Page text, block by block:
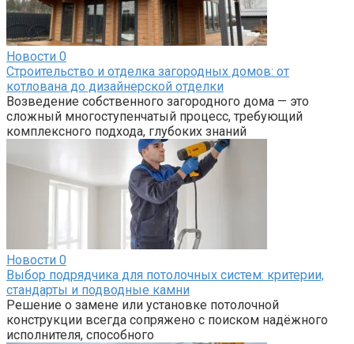
Новости 0
Строительство и отделка загородных домов: от
котлована до дизайнерской отделки
Возведение собственного загородного дома — это
сложный многоступенчатый процесс, требующий
комплексного подхода, глубоких знаний
Новости 0
Выбор подрядчика для потолочных систем: критерии,
стандарты и подводные камни
Решение о замене или установке потолочной
конструкции всегда сопряжено с поиском надёжного
исполнителя, способного